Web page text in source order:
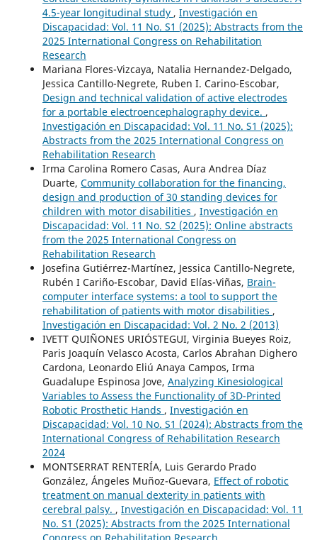
4.5-year longitudinal study , Investigación en
Discapacidad: Vol. 11 No. S1 (2025): Abstracts from the
2025 International Congress on Rehabilitation
Research
Mariana Flores-Vizcaya, Natalia Hernandez-Delgado,
Jessica Cantillo-Negrete, Ruben I. Carino-Escobar,
Design and technical validation of active electrodes
for a portable electroencephalography device. ,
Investigación en Discapacidad: Vol. 11 No. S1 (2025):
Abstracts from the 2025 International Congress on
Rehabilitation Research
Irma Carolina Romero Casas, Aura Andrea Díaz
Duarte, Community collaboration for the financing,
design and production of 30 standing devices for
children with motor disabilities , Investigación en
Discapacidad: Vol. 11 No. S2 (2025): Online abstracts
from the 2025 International Congress on
Rehabilitation Research
Josefina Gutiérrez-Martínez, Jessica Cantillo-Negrete,
Rubén I Cariño-Escobar, David Elías-Viñas, Brain-
computer interface systems: a tool to support the
rehabilitation of patients with motor disabilities ,
Investigación en Discapacidad: Vol. 2 No. 2 (2013)
IVETT QUIÑONES URIÓSTEGUI, Virginia Bueyes Roiz,
Paris Joaquín Velasco Acosta, Carlos Abrahan Dighero
Cardona, Leonardo Eliú Anaya Campos, Irma
Guadalupe Espinosa Jove, Analyzing Kinesiological
Variables to Assess the Functionality of 3D-Printed
Robotic Prosthetic Hands , Investigación en
Discapacidad: Vol. 10 No. S1 (2024): Abstracts from the
International Congress of Rehabilitation Research
2024
MONTSERRAT RENTERÍA, Luis Gerardo Prado
González, Ángeles Muñoz-Guevara, Effect of robotic
treatment on manual dexterity in patients with
cerebral palsy. , Investigación en Discapacidad: Vol. 11
No. S1 (2025): Abstracts from the 2025 International